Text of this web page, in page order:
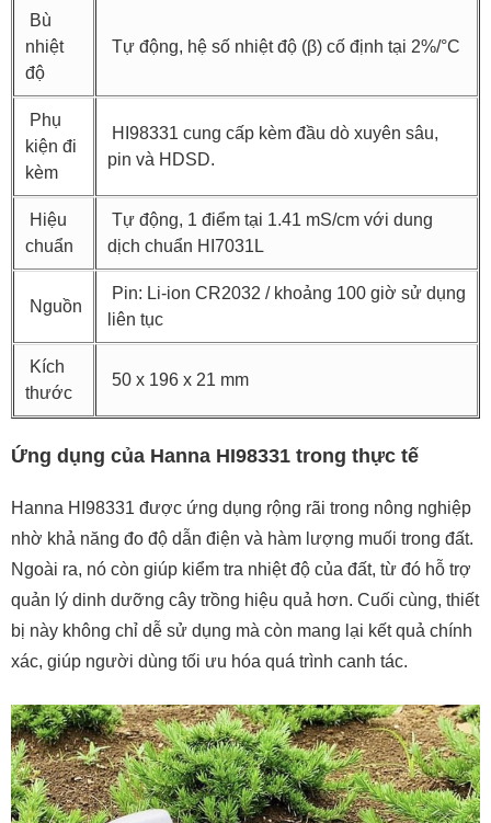
Bù
nhiệt
độ
Tự động, hệ số nhiệt độ (β) cố định tại 2%/°C
Phụ
kiện đi
kèm
HI98331 cung cấp kèm đầu dò xuyên sâu,
pin và HDSD.
Hiệu
chuẩn
Tự động, 1 điểm tại 1.41 mS/cm với dung
dịch chuẩn HI7031L
Nguồn
Pin: Li-ion CR2032 / khoảng 100 giờ sử dụng
liên tục
Kích
thước
50 x 196 x 21 mm
Ứng dụng của Hanna HI98331 trong thực tế
Hanna HI98331 được ứng dụng rộng rãi trong nông nghiệp
nhờ khả năng đo độ dẫn điện và hàm lượng muối trong đất.
Ngoài ra, nó còn giúp kiểm tra nhiệt độ của đất, từ đó hỗ trợ
quản lý dinh dưỡng cây trồng hiệu quả hơn. Cuối cùng, thiết
bị này không chỉ dễ sử dụng mà còn mang lại kết quả chính
xác, giúp người dùng tối ưu hóa quá trình canh tác.